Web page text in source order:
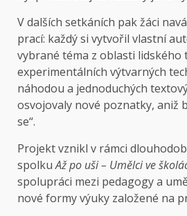
V dalších setkáních pak žáci
prací: každý si vytvořil vlastní
vybrané téma z oblasti lidského
experimentálních výtvarných
náhodou a jednoduchých
osvojovaly nové poznatky, aniž
se“.
Projekt vznikl v rámci
spolkuAž po uši – Umělci ve
spolupráci mezi pedagogy a
nové formy výuky založené na